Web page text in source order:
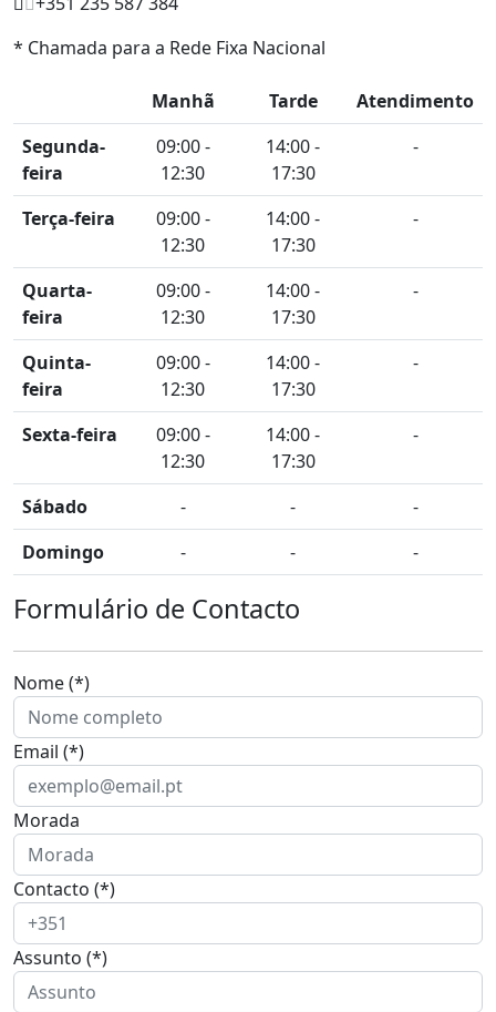
* Chamada para a Rede Fixa Nacional
Manhã Tarde
Atendimento
Segunda-
feira
09:00 -
12:30
14:00 -
17:30
-
Terça-feira
09:00 -
12:30
14:00 -
17:30
-
Quarta-
feira
09:00 -
12:30
14:00 -
17:30
-
Quinta-
feira
09:00 -
12:30
14:00 -
17:30
-
Sexta-feira
09:00 -
12:30
14:00 -
17:30
-
Sábado - -
-
Domingo
- - -
Formulário de Contacto
Nome (*)
Email (*)
Morada
Contacto (*)
Assunto (*)